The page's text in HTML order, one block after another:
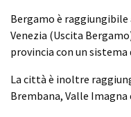
Bergamo è
Venezia (Uscita
provincia con un
La città è inoltre
Brembana, Valle Imagna